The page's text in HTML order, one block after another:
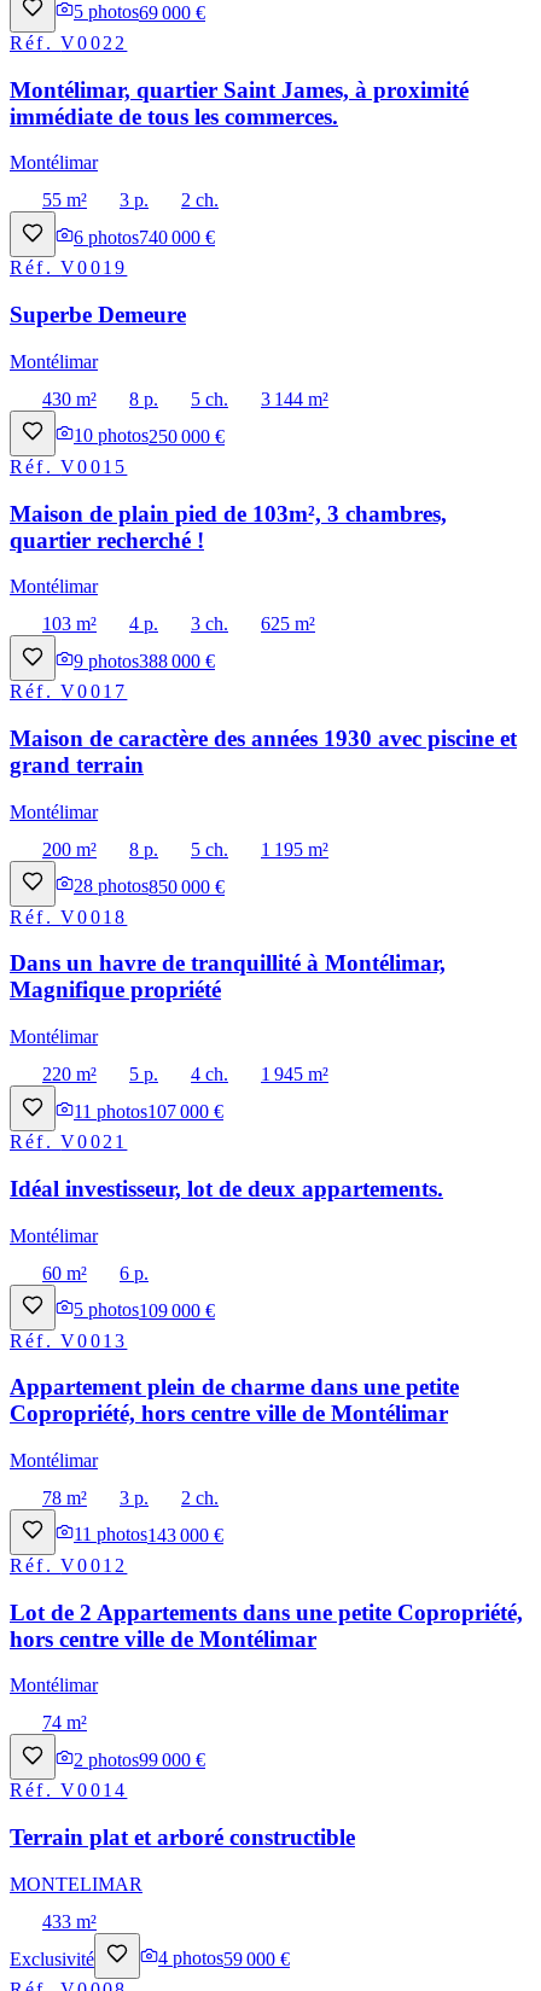
5 photos69 000 €
Réf.V0022
Montélimar, quartier Saint James, à proximité
immédiate de tous les commerces.
Montélimar
55 m²
3 p.
2 ch.
6 photos740 000 €
Réf.V0019
Superbe Demeure
Montélimar
430 m²
8 p. 5 ch.
3 144 m²
10 photos250 000 €
Réf.V0015
Maison de plain pied de 103m², 3 chambres,
quartier recherché !
Montélimar
103 m²
4 p. 3 ch.
625 m²
9 photos388 000 €
Réf.V0017
Maison de caractère des années 1930 avec piscine et
grand terrain
Montélimar
200 m²
8 p. 5 ch.
1 195 m²
28 photos850 000 €
Réf.V0018
Dans un havre de tranquillité à Montélimar,
Magnifique propriété
Montélimar
220 m²
5 p. 4 ch.
1 945 m²
11 photos107 000 €
Réf.V0021
Idéal investisseur, lot de deux appartements.
Montélimar
60 m²
6 p.
5 photos109 000 €
Réf.V0013
Appartement plein de charme dans une petite
Copropriété, hors centre ville de Montélimar
Montélimar
78 m²
3 p.
2 ch.
11 photos143 000 €
Réf.V0012
Lot de 2 Appartements dans une petite Copropriété,
hors centre ville de Montélimar
Montélimar
74 m²
2 photos99 000 €
Réf.V0014
Terrain plat et arboré constructible
MONTELIMAR
433 m²
Exclusivité
4 photos59 000 €